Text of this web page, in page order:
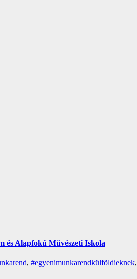
és Alapfokú Művészeti Iskola
, #egyenimunkarendkülföldieknek,